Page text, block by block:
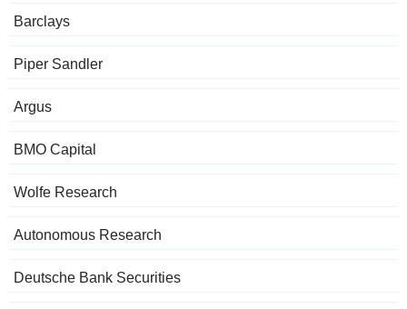
Barclays
Piper Sandler
Argus
BMO Capital
Wolfe Research
Autonomous Research
Deutsche Bank Securities